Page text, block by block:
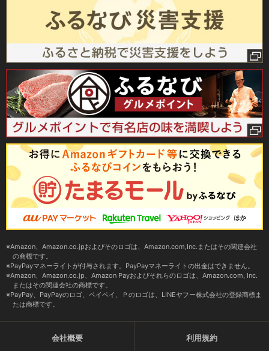
Amazon、Amazon.co.jpおよびそのロゴは、Amazon.com,Inc.またはその関連会社
の商標です。
PayPayマネーライトが付与されます。PayPayマネーライトの出金はできません。
Amazon、Amazon.co.jp、Amazon Payおよびそれらのロゴは、Amazon.com, Inc.
またはその関連会社の商標です。
PayPay、PayPayのロゴ、ペイペイ、Ｐのロゴは、LINEヤフー株式会社の登録商標ま
たは商標です。
会社概要 利用規約